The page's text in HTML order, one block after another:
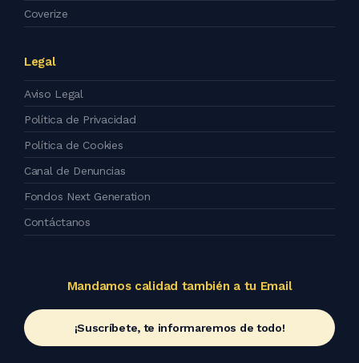
Coverize
Legal
Aviso Legal
Política de Privacidad
Política de Cookies
Canal de Denuncias
Fondos Next Generation
Contáctanos
Mandamos calidad también a tu Email
¡Suscríbete, te informaremos de todo!